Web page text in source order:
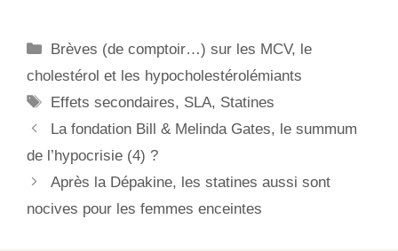
dangereuses pour la
santé et ne servent
prévention primaire.
Quant à la prévention
Catégories
Brèves (de comptoir…) sur les MCV, le
cholestérol et les hypocholestérolémiants
Étiquettes
Effets secondaires, SLA, Statines
La fondation Bill & Melinda Gates, le summum
de l’hypocrisie (4) ?
Après la Dépakine, les statines aussi sont
nocives pour les femmes enceintes